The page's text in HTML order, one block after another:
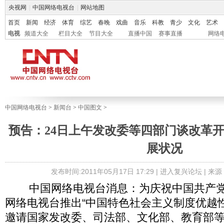
央视网 中国网络电视台 网站地图
首页 新闻 经济 体育 综艺 春晚 戏曲 音乐 科教 青少 文化
艺术
电视
频道大全 栏目大全 节目大全 直播中国 赛事直播 网络
中国网络电视台 > 新闻台 > 中国图文 >
预告：24日上午发改委等四部门谈改革
展状况
发布时间:2011年05月17日 17:29 | 进入复兴论坛| 来源
中国网络电视台消息：为庆祝中国共产
网络电视台推出“中国特色社会主义制度优越
邀请国家发改委、司法部、文化部、教育部